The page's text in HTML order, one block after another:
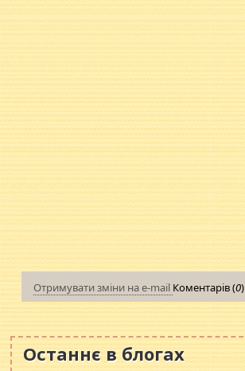
Отримувати зміни на e-mail Коментарів (0)
Останнє в блогах